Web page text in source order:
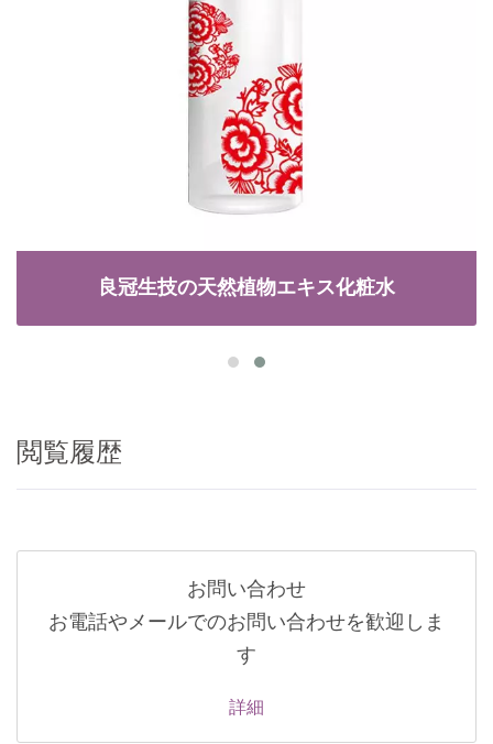
良冠生技の天然植物エキス化粧水
閲覧履歴
お問い合わせ
お電話やメールでのお問い合わせを歓迎しま
す
詳細